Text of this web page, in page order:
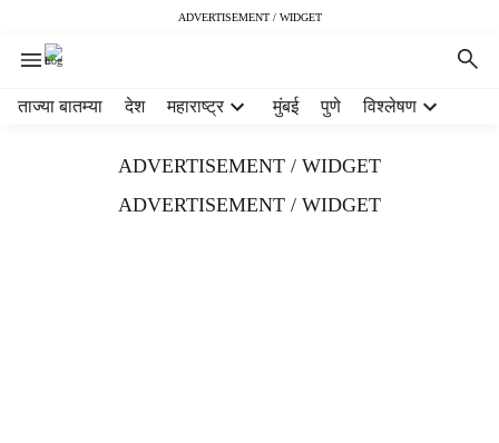
ADVERTISEMENT / WIDGET
ताज्या बातम्या देश महाराष्ट्र मुंबई पुणे विश्लेषण
ADVERTISEMENT / WIDGET
ADVERTISEMENT / WIDGET